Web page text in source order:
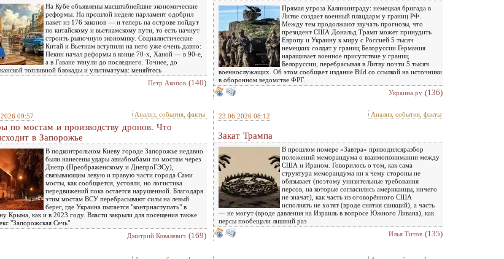
На Кубе объявлены масштабнейшие экономические
реформы. На прошлой неделе парламент одобрил
пакет из 176 законов — и теперь на острове пойдут
по китайскому и вьетнамскому пути, то есть начнут
строить рыночную экономику. Социалистические
Китай и Вьетнам вступили на него уже очень давно:
Пекин начал реформы в конце 70-х, Ханой — в 90-е,
а в Гаване тянули до последнего. Точнее, до
топливной блокады и ультиматума: меняйтесь
Петр Акопов (140)
Прямая угроза Калининграду: немецкая бригада в
Литве создает военный плацдарм у границ РФ.
Между тем продолжают звучать прогнозы, что
президент США Дональд Трамп может принудить
Европу и Украину к миру с Россией 5 тысяч
немецких солдат у границ Белоруссии Германия
наращивает военное присутствие у границ
Белоруссии, перебрасывая в Литву почти 5 тысяч
военнослужащих. Об этом сообщает издание Bild со ссылкой на источники
в оборонном ведомстве ФРГ.
Украина.ру (136)
09:57 Анализ, события, факты
по мостам и производству дронов. Что
в Запорожье
В подконтрольном Киеву городе Запорожье недавно
были нанесены удары авиабомбами по мостам через
Днепр (Преображенскому и ДнепроГЭСу),
связывающим левую и правую части города Сами
мосты, как сообщается, устояли, но логистика
передвижений пока остается нарушенной. Благодаря
этим мостам ВСУ перебрасывают силы на левый
берег, где Украина пытается "контрнаступать" в
Крыма, как и в 2023 году. Власти закрыли для посещения также
"Запорожская Сечь"
Дмитрий Ковалевич (169)
23.06.2026 08:12 Анализ, события, факты
Закат Трампа
В прошлом номере «Завтра» приводилсяразбор
положений меморандума о взаимопонимании между
США и Ираном. Говорилось о том, как сама
структура меморандума ни к чему стороны не
обязывает (поэтому унизительные требования
персов, на которые согласились американцы, ничего
не значат), как часть из оговорённого США
исполнять не хотят (вроде снятия санкций), а часть
— не могут (вроде давления на Израиль в вопросе Южного Ливана), как
персы пообещали лишний раз
Илья Титов (135)